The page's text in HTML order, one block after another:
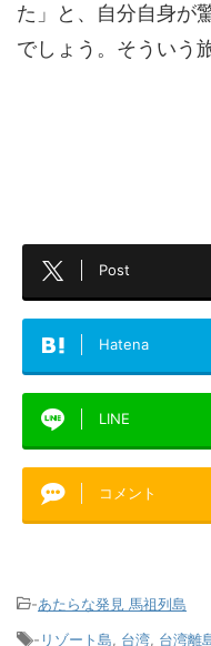
た」と、自分自身が
でしょう。そういう
Post
Hatena
LINE
コメント
-あたらな発見 馬祖列島
- リゾート島 台湾 台湾離